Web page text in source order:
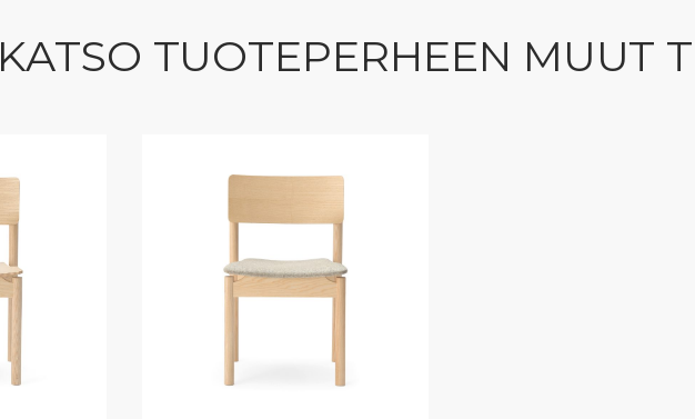
KATSO TUOTEPERHEEN MUUT